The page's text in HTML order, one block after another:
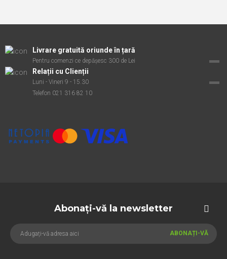
Livrare gratuită oriunde în țară
Pentru comenzi ce depășesc 300 de Lei
Relații cu Clienții
Luni - Vineri 9 - 15.30
Telefon 021 316 82 10
Abonați-vă la newsletter
ABONAȚI-VĂ